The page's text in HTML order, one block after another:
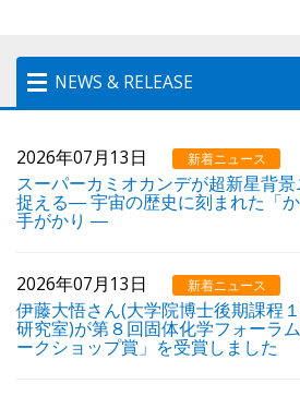
NEWS & RELEASE
2026年07月13日
新着ニュース
スーパーカミオカンデが超新星背
捉える― 宇宙の歴史に刻まれた「
手がかり ―
2026年07月13日 新着ニュース
伊藤大悟さん(大学院博士後期課程
研究室)が第８回固体化学フォーラ
ークショップ賞」を受賞しました